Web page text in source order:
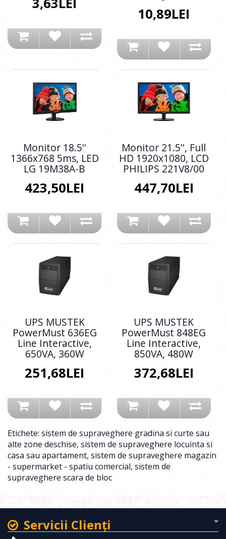
10,89LEI
Monitor 18.5''
1366x768 5ms, LED
LG 19M38A-B
423,50LEI
Monitor 21.5'', Full
HD 1920x1080, LCD
PHILIPS 221V8/00
447,70LEI
UPS MUSTEK
PowerMust 636EG
Line Interactive,
650VA, 360W
251,68LEI
UPS MUSTEK
PowerMust 848EG
Line Interactive,
850VA, 480W
372,68LEI
Etichete: sistem de supraveghere gradina si curte sau
alte zone deschise, sistem de supraveghere locuinta si
casa sau apartament, sistem de supraveghere magazin
- supermarket - spatiu comercial, sistem de
supraveghere scara de bloc
Servicii Clienţi